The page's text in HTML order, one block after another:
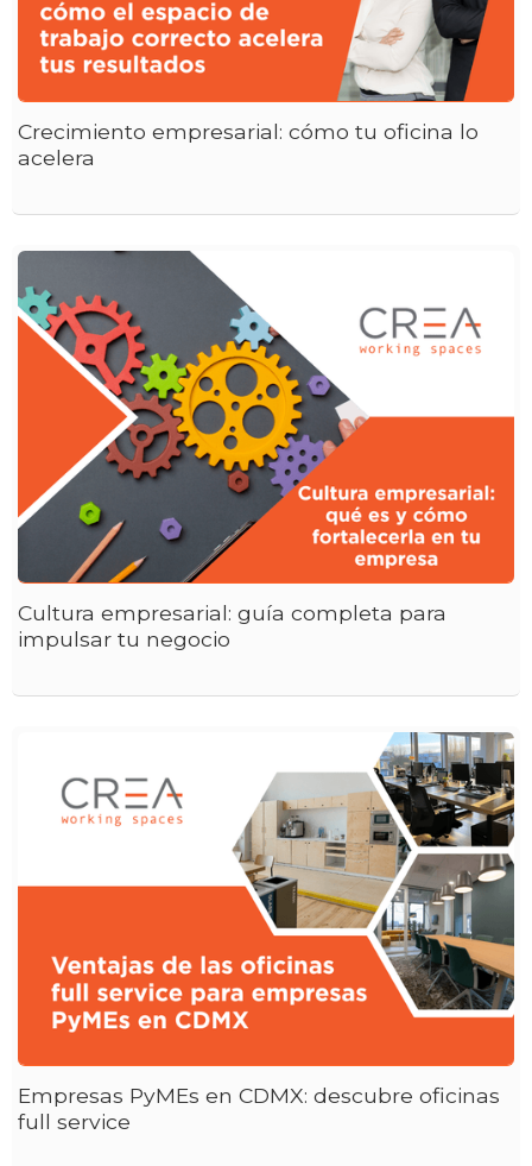
Crecimiento empresarial: cómo tu oficina lo
acelera
Cultura empresarial: guía completa para
impulsar tu negocio
Empresas PyMEs en CDMX: descubre oficinas
full service